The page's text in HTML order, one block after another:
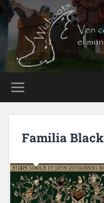
Familia Black